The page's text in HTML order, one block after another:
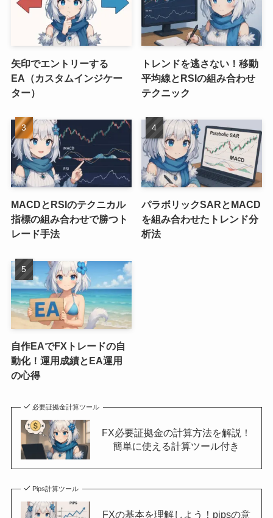
矢印でエントリーする
EA（カスタムインジケー
ター）
トレンドを逃さない！移動
平均線とRSIの組み合わせ
テクニック
MACDとRSIのテクニカル
指標の組み合わせで勝つト
レード手法
パラボリックSARとMACD
を組み合わせたトレンド分
析法
自作EAでFXトレードの自
動化！運用成績とEA運用
の心得
必要証拠金計算ツール
FX必要証拠金の計算方法を解説！
簡単に使える計算ツール付き
Pips計算ツール
FXの基本を理解しよう！pipsの意